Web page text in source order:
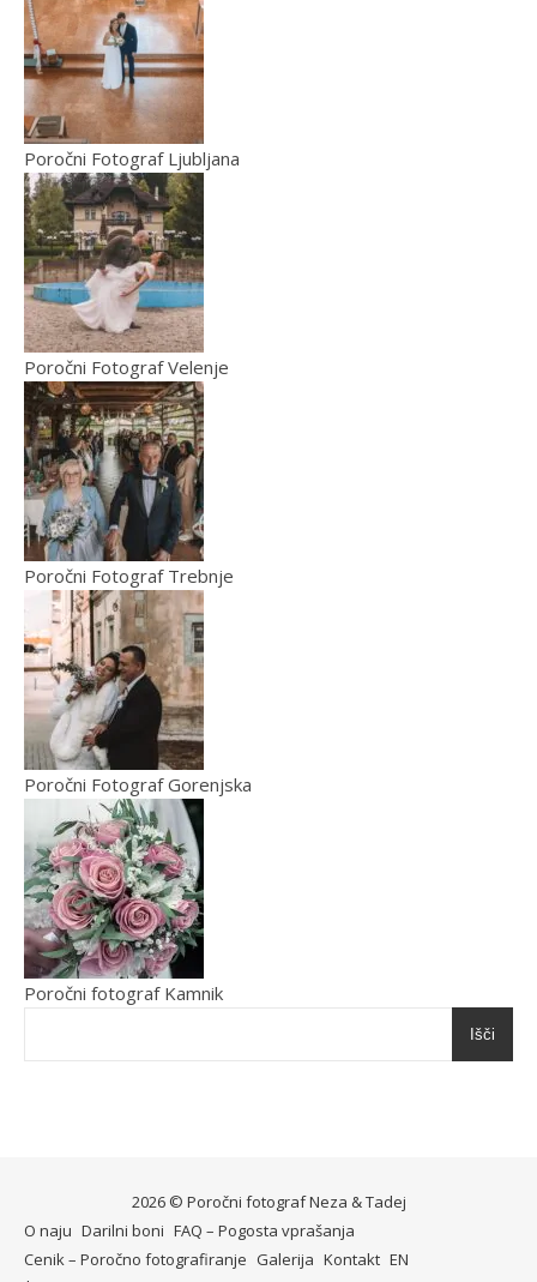
Poročni Fotograf Ljubljana
Poročni Fotograf Velenje
Poročni Fotograf Trebnje
Poročni Fotograf Gorenjska
Poročni fotograf Kamnik
Išči
2026 © Poročni fotografNeza &Tadej
O naju Darilni boni FAQ – Pogosta vprašanja
Cenik – Poročno fotografiranje Galerija Kontakt EN